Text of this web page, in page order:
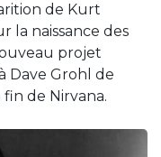
de Kurt
la naissance des
projet
Dave Grohl de
de Nirvana.